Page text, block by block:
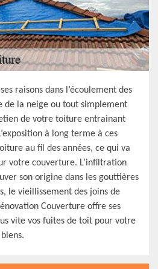
raisons dans l’écoulement des
de la neige ou tout simplement
de votre toiture entrainant
à long terme à ces
au fil des années, ce qui va
votre couverture. L’infiltration
son origine dans les gouttières
le vieillissement des joins de
Couverture offre ses
vite vos fuites de toit pour votre